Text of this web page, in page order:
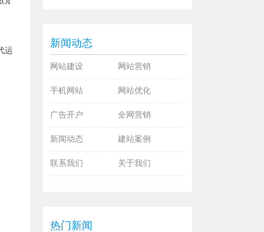
运
新闻动态
网站建设 网站营销
手机网站 网站优化
广告开户 全网营销
新闻动态 建站案例
联系我们 关于我们
热门新闻